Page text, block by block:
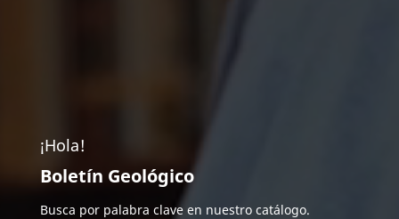
¡Hola!
Boletín Geológico
Busca por palabra clave en nuestro catálogo.